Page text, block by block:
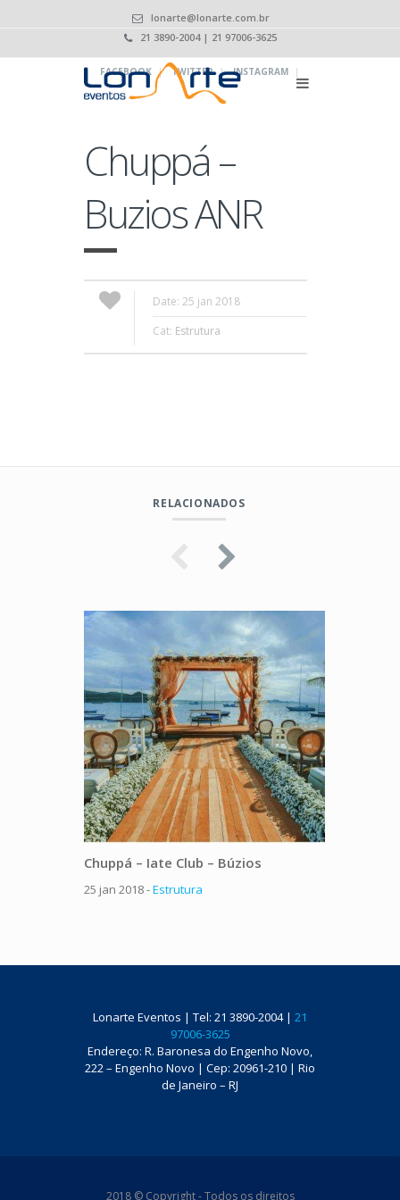
lonarte@lonarte.com.br
21 3890-2004 | 21 97006-3625
FACEBOOK | TWITTER | INSTAGRAM |
Chuppá –
Buzios ANR
Date: 25 jan 2018
Cat: Estrutura
RELACIONADOS
Chuppá – Iate Club – Búzios
25 jan 2018 -Estrutura
Lonarte Eventos | Tel: 21 3890-2004 | 21
97006-3625
Endereço: R. Baronesa do Engenho Novo,
222 – Engenho Novo | Cep: 20961-210 | Rio
de Janeiro – RJ
2018 © Copyright - Todos os direitos